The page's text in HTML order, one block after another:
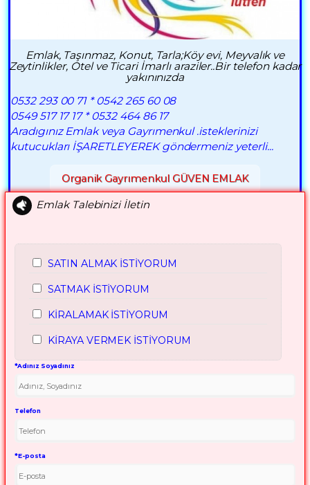
Emlak, Taşınmaz, Konut, Tarla;Köy evi, Meyvalık ve
Zeytinlikler, Otel ve Ticari İmarlı araziler..Bir telefon kadar
yakınınızda
0532 293 00 71 * 0542 265 60 08
0549 517 17 17 * 0532 464 86 17
Aradıgınız Emlak veya Gayrımenkul .isteklerinizi
kutucukları İŞARETLEYEREK göndermeniz yeterli...
Organik Gayrımenkul GÜVEN EMLAK
Emlak Talebinizi İletin
SATIN ALMAK İSTİYORUM
SATMAK İSTİYORUM
KİRALAMAK İSTİYORUM
KİRAYA VERMEK İSTİYORUM
*Adınız Soyadınız
Telefon
*E-posta